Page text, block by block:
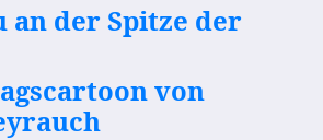
an der Spitze der
von